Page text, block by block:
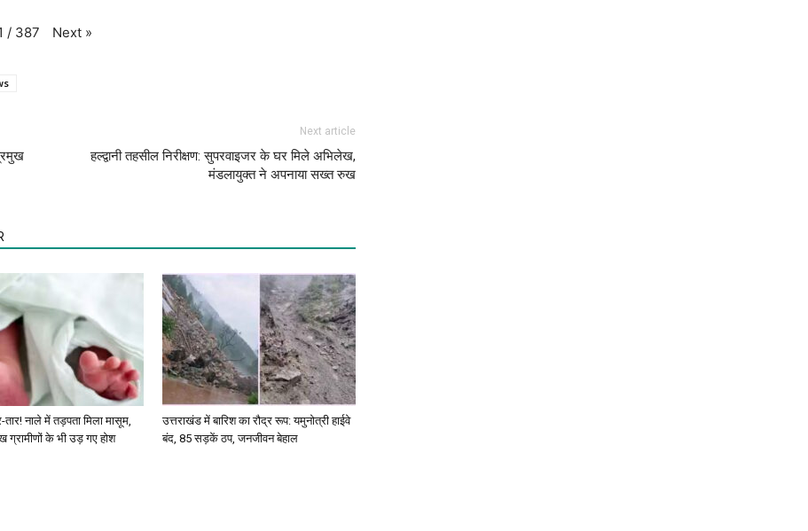
/ 387 Next »
Next article
हल्द्वानी तहसील निरीक्षण: सुपरवाइजर के घर मिले अभिलेख,
मंडलायुक्त ने अपनाया सख्त रुख
तार! नाले में तड़पता मिला मासूम,
ग्रामीणों के भी उड़ गए होश
उत्तराखंड में बारिश का रौद्र रूप: यमुनोत्री हाईवे
बंद, 85 सड़कें ठप, जनजीवन बेहाल